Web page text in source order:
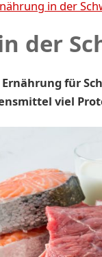
in der
der
für
viel